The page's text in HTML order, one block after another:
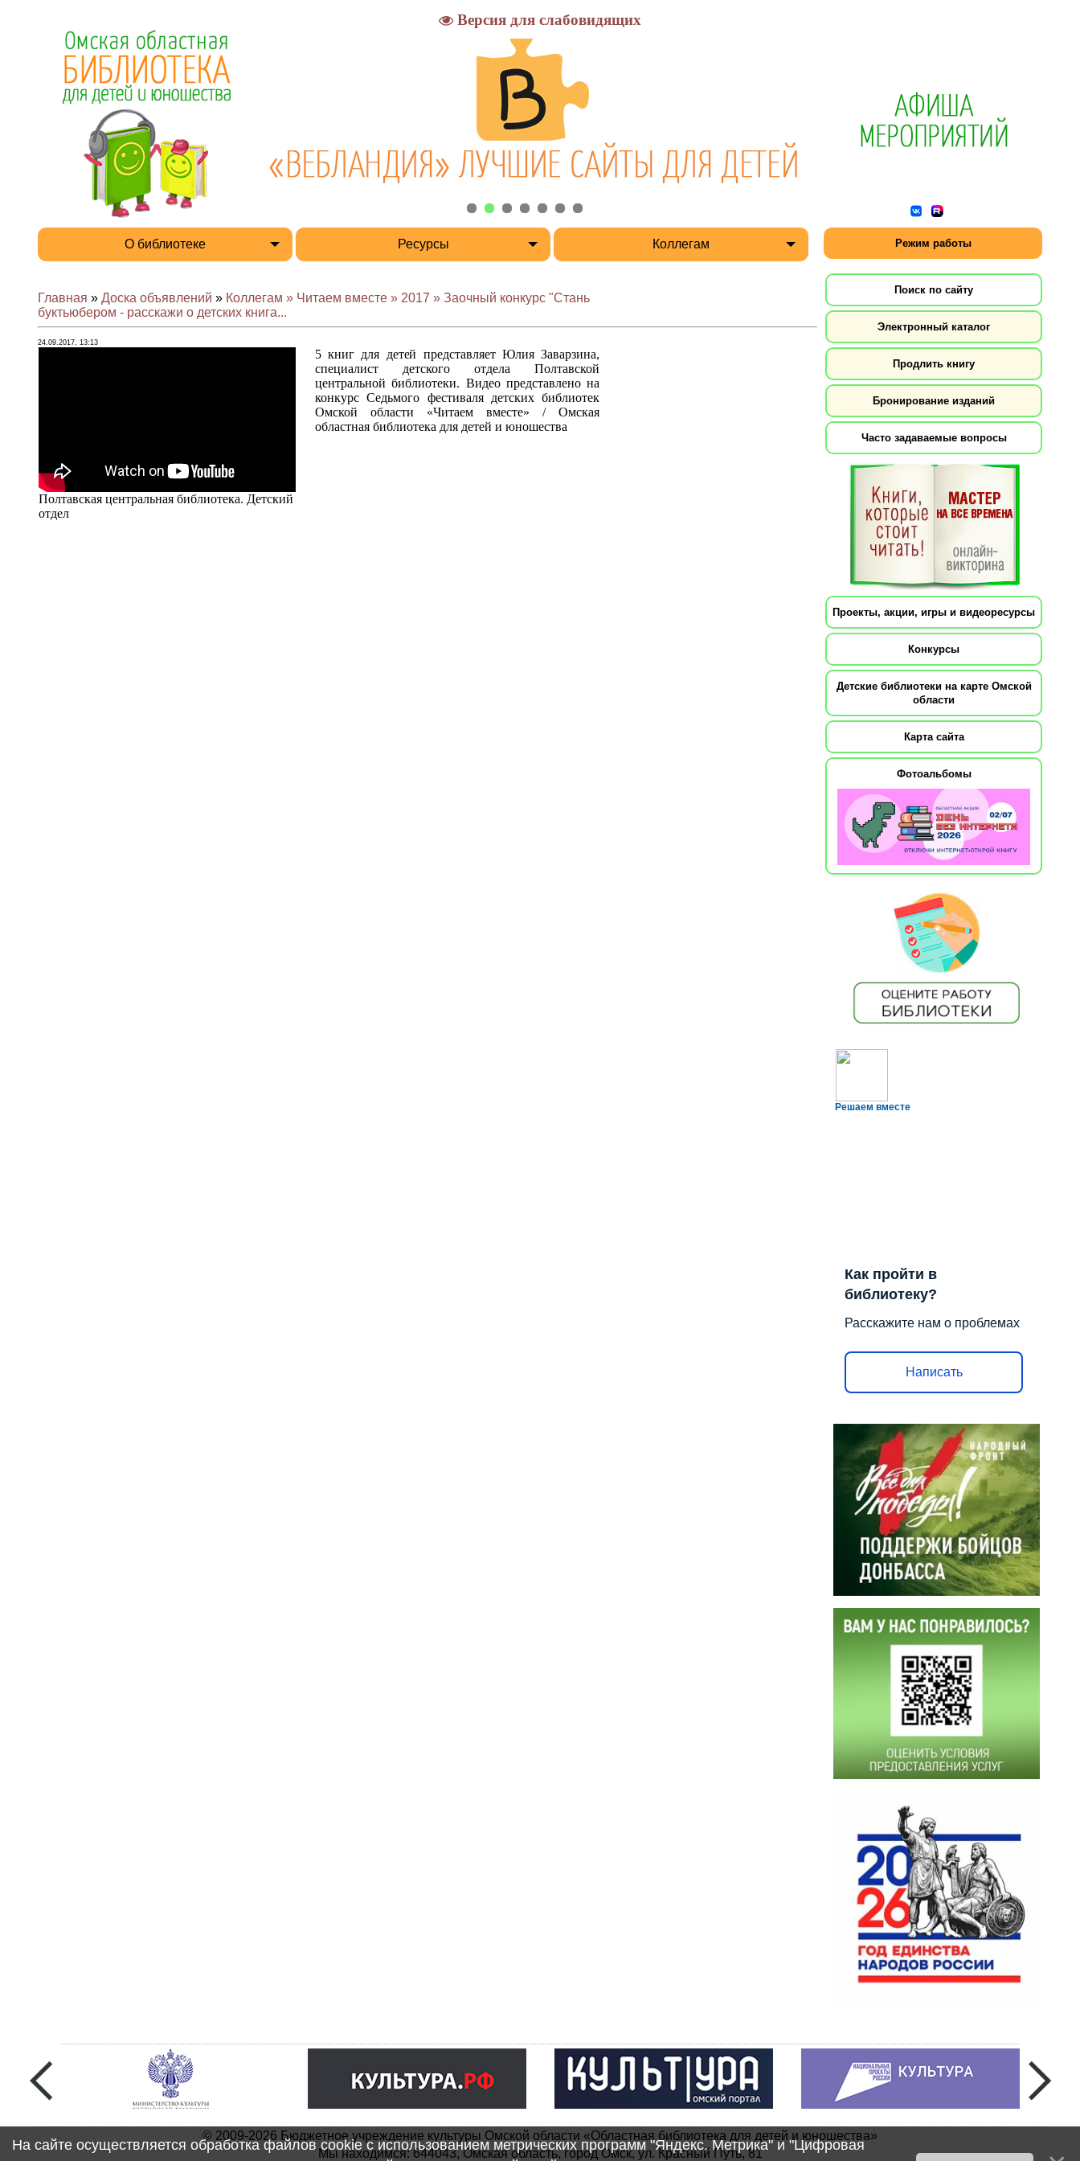
Версия для слабовидящих
О библиотеке Ресурсы Коллегам Режим работы
Главная » Доска объявлений » Коллегам » Читаем вместе » 2017 » Заочный конкурс "Стань
буктьюбером - расскажи о детских книга...
24.09.2017, 13:13
Полтавская центральная библиотека. Детский
отдел
5 книг для детей представляет Юлия Заварзина,
специалист детского отдела Полтавской
центральной библиотеки. Видео представлено на
конкурс Седьмого фестиваля детских библиотек
Омской области «Читаем вместе» / Омская
областная библиотека для детей и юношества
Поиск по сайту
Электронный каталог
Продлить книгу
Бронирование изданий
Часто задаваемые вопросы
Проекты, акции, игры и видеоресурсы
Конкурсы
Детские библиотеки на карте Омской
области
Карта сайта
Фотоальбомы
Решаем вместе
Как пройти в
библиотеку?
Расскажите нам о проблемах
Написать
© 2009-2026 Бюджетное учреждение культуры Омской области «Областная библиотека для детей и юношества»
Мы находимся: 644043, Омская область, город Омск, ул. Красный Путь, 81
На сайте осуществляется обработка файлов cookie с использованием метрических программ "Яндекс. Метрика" и "Цифровая